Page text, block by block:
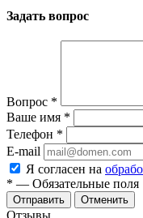
Задать вопрос
Вопрос *
Ваше имя *
Телефон *
E-mail
Я согласен на
* — Обязательные поля
Отменить